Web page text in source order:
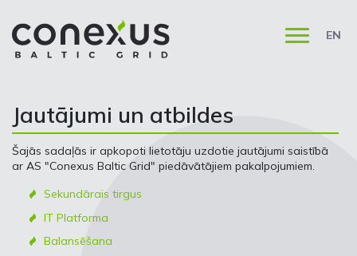
EN
Jautājumi un atbildes
Šajās sadaļās ir apkopoti lietotāju uzdotie jautājumi saistībā
ar AS "Conexus Baltic Grid" piedāvātājiem pakalpojumiem.
Sekundārais tirgus
IT Platforma
Balansēšana